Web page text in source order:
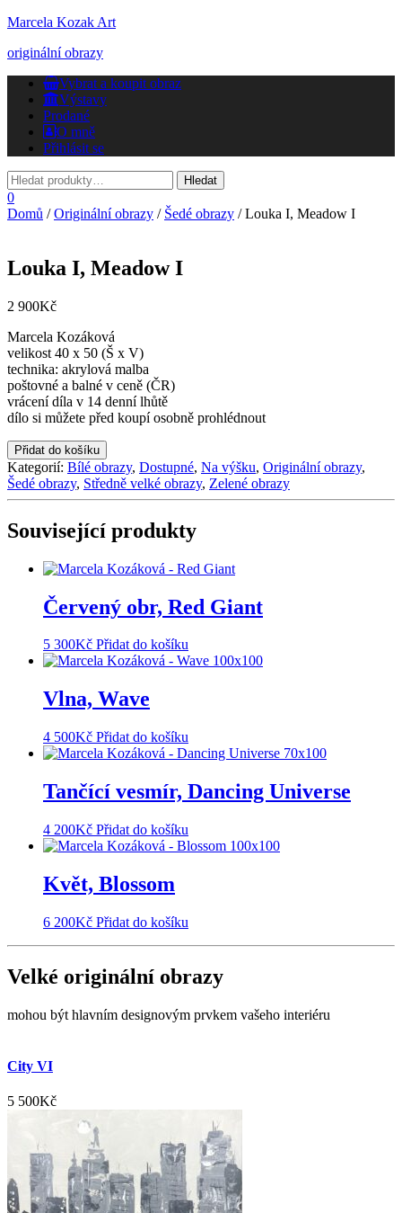
Marcela Kozak Art
originální obrazy
Přepnout
navigaci
Vybrat a koupit obraz
Výstavy
Prodané
O mně
Přihlásit se
0
Domů /Originální obrazy / Šedé obrazy / Louka I, Meadow I
Louka I, Meadow I
2 900Kč
Marcela Kozáková
velikost 40 x 50 (Š x V)
technika: akrylová malba
poštovné a balné v ceně (ČR)
vrácení díla v 14 denní lhůtě
dílo si můžete před koupí osobně prohlédnout
Louka
I,
Meadow
I
Přidat do košíku
Kategorií: Bílé obrazy, Dostupné, Na výšku, Originální obrazy,
Šedé obrazy, Středně velké obrazy, Zelené obrazy
Související produkty
Červený obr, Red Giant
5 300Kč Přidat do košíku
Vlna, Wave
4 500Kč Přidat do košíku
Tančící vesmír, Dancing Universe
4 200Kč Přidat do košíku
Květ, Blossom
6 200Kč Přidat do košíku
Velké originální obrazy
mohou být hlavním designovým prvkem vašeho interiéru
City VI
5 500Kč